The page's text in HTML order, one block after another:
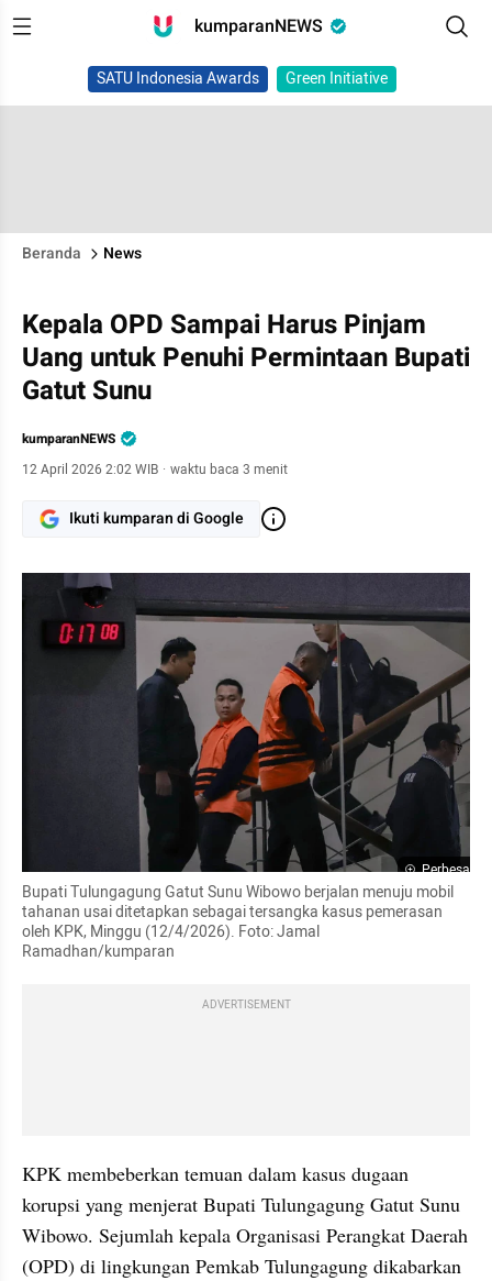
kumparanNEWS
SATU Indonesia Awards Green Initiative
Beranda News
Kepala OPD Sampai Harus Pinjam
Uang untuk Penuhi Permintaan Bupati
Gatut Sunu
kumparanNEWS
12 April 2026 2:02 WIB · waktu baca 3 menit
Ikuti kumparan di Google
Perbesar
Bupati Tulungagung Gatut Sunu Wibowo berjalan menuju mobil
tahanan usai ditetapkan sebagai tersangka kasus pemerasan
oleh KPK, Minggu (12/4/2026). Foto: Jamal
Ramadhan/kumparan
ADVERTISEMENT
KPK membeberkan temuan dalam kasus dugaan
korupsi yang menjerat Bupati Tulungagung Gatut Sunu
Wibowo. Sejumlah kepala Organisasi Perangkat Daerah
(OPD) di lingkungan Pemkab Tulungagung dikabarkan